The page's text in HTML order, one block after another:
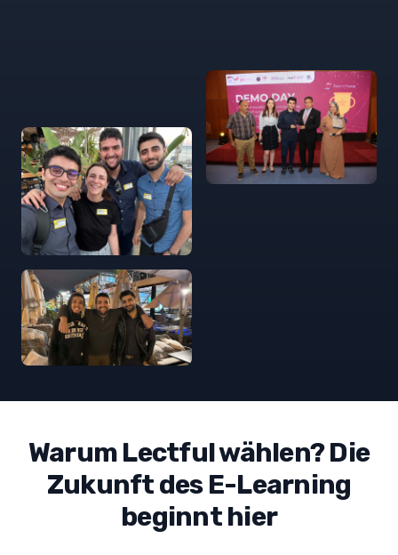
Warum Lectful wählen? Die
Zukunft des E-Learning
beginnt hier